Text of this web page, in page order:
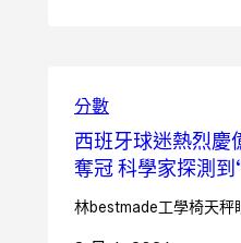
分數
西班牙球迷熱烈慶
奪冠 科學家探測到
林bestmade工學椅天